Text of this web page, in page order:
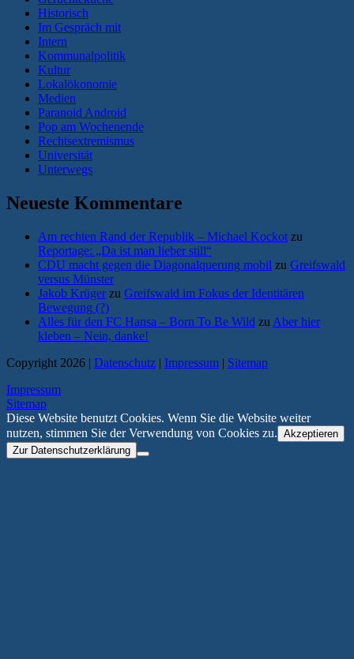
Historisch
Im Gespräch mit
Intern
Kommunalpolitik
Kultur
Lokalökonomie
Medien
Paranoid Android
Pop am Wochenende
Rechtsextremismus
Universität
Unterwegs
Neueste Kommentare
Am rechten Rand der Republik – Michael Kockot zu
Reportage: „Da ist man lieber still“
CDU macht gegen die Diagonalquerung mobil zu Greifswald
versus Münster
Jakob Krüger zu Greifswald im Fokus der Identitären
Bewegung (?)
Alles für den FC Hansa – Born To Be Wild zu Aber hier
kleben – Nein, danke!
Copyright 2026 | Datenschutz | Impressum | Sitemap
Impressum
Sitemap
Diese Website benutzt Cookies. Wenn Sie die Website weiter
nutzen, stimmen Sie der Verwendung von Cookies zu. Akzeptieren
Zur Datenschutzerklärung